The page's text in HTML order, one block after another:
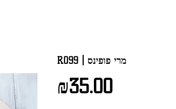
R099 | מרי פופינס
₪35.00מחיר